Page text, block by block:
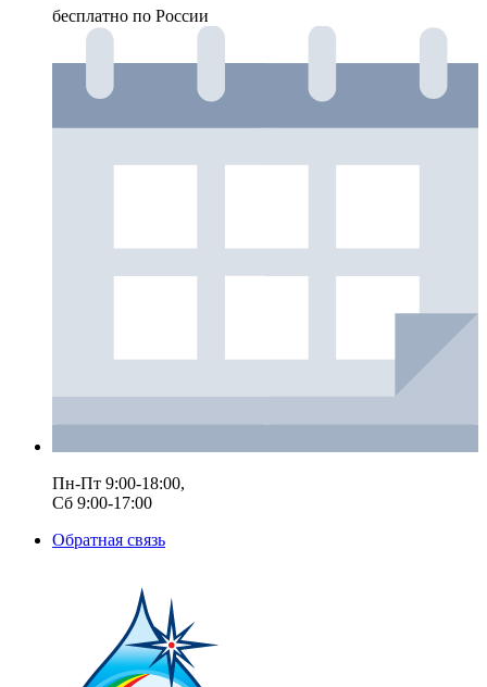
бесплатно по России
Пн-Пт 9:00-18:00,
Сб 9:00-17:00
Обратная связь